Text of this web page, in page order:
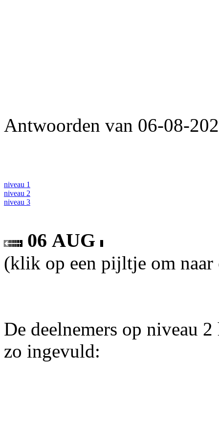
Antwoorden van 06-08-
niveau 1
niveau 2
niveau 3
06 AUG
(klik op een pijltje om naar
De deelnemers op niveau
zo ingevuld: